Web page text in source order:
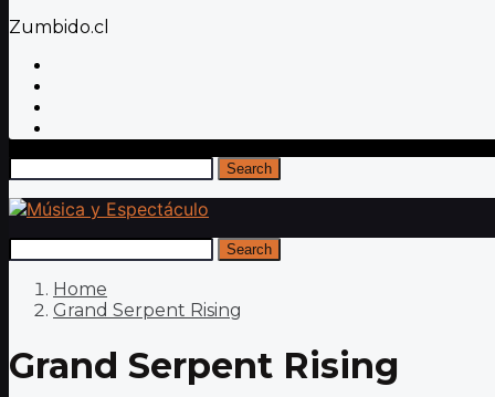
Zumbido.cl
Search
Search
Home
Grand Serpent Rising
Grand Serpent Rising